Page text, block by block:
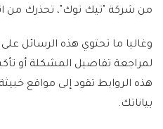
من شركة "تيك توك"، تحذرك من
وغالبا ما تحتوي هذه الرسائل
لمراجعة تفاصيل المشكلة أو
هذه الروابط تقود إلى مواقع
بياناتك.